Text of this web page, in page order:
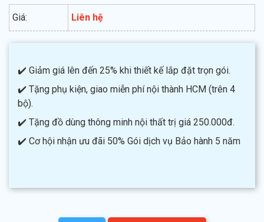
Giá: Liên hệ
✔️ Giảm giá lên đến 25% khi thiết kế lắp đặt trọn gói.
✔️ Tặng phụ kiện, giao miễn phí nội thành HCM (trên 4
bộ).
✔️ Tặng đồ dùng thông minh nội thất trị giá 250.000đ.
✔️ Cơ hội nhận ưu đãi 50% Gói dịch vụ Bảo hành 5 năm